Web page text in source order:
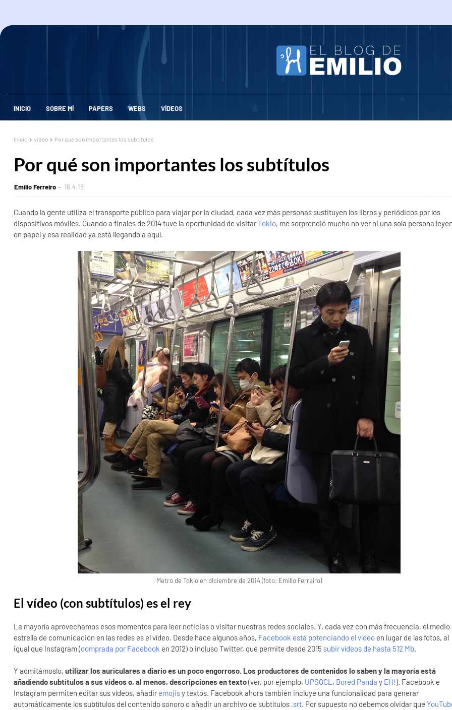
INICIO SOBRE MÍ PAPERS WEBS VÍDEOS
Inicio vídeo Por qué son importantes los subtítulos
Por qué son importantes los subtítulos
Emilio Ferreiro 16.4.18
Cuando la gente utiliza el transporte público para viajar por la ciudad, cada vez más personas sustituyen los libros y periódicos por los
dispositivos móviles. Cuando a finales de 2014 tuve la oportunidad de visitarTokio, me sorprendió mucho no ver ni una sola persona
en papel y esa realidad ya está llegando a aquí.
Metro de Tokio en diciembre de 2014 (foto: Emilio Ferreiro)
El vídeo (con subtítulos) es el rey
La mayoría aprovechamos esos momentos para leer noticias o visitar nuestras redes sociales. Y, cada vez con más frecuencia, el medio
estrella de comunicación en las redes es el vídeo. Desde hace algunos años, Facebook está potenciando el vídeo en lugar de las fotos, al
igual que Instagram (comprada por Facebook en 2012) o incluso Twitter, que permite desde 2015 subir vídeos de hasta 512 Mb.
Y admitámoslo, utilizar los auriculares a diario es un poco engorroso. Los productores de contenidos lo saben y la mayoría está
añadiendo subtítulos a sus vídeos o, al menos, descripciones en texto(ver, por ejemplo, UPSOCL , Bored Panda y EH!). Facebook e
Instagram permiten editar sus vídeos, añadir emojisy textos. Facebook ahora también incluye una funcionalidad para generar
automáticamente los subtítulos del contenido sonoro o añadir un archivo de subtítulos .srt. Por supuesto no debemos olvidar que